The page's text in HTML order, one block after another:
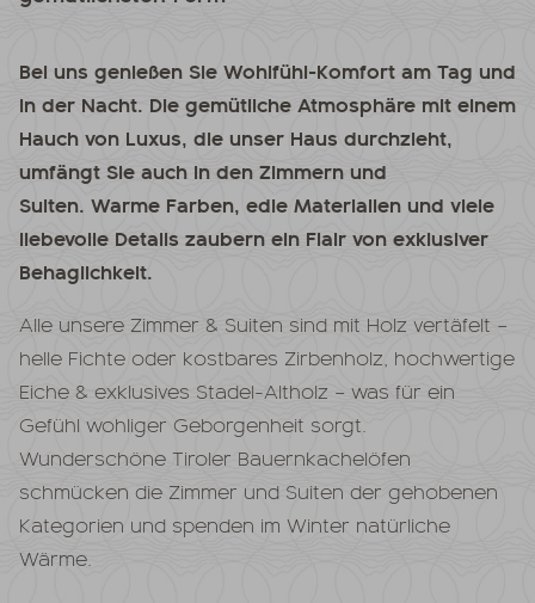
Bei uns genießen Sie Wohlfühl-Komfort am Tag und
in der Nacht. Die gemütliche Atmosphäre mit einem
Hauch von Luxus, die unser Haus durchzieht,
umfängt Sie auch in den Zimmern und
Suiten. Warme Farben, edle Materialien und viele
liebevolle Details zaubern ein Flair von exklusiver
Behaglichkeit.
Alle unsere Zimmer & Suiten sind mit Holz vertäfelt –
helle Fichte oder kostbares Zirbenholz, hochwertige
Eiche & exklusives Stadel-Altholz – was für ein
Gefühl wohliger Geborgenheit sorgt.
Wunderschöne Tiroler Bauernkachelöfen
schmücken die Zimmer und Suiten der gehobenen
Kategorien und spenden im Winter natürliche
Wärme.